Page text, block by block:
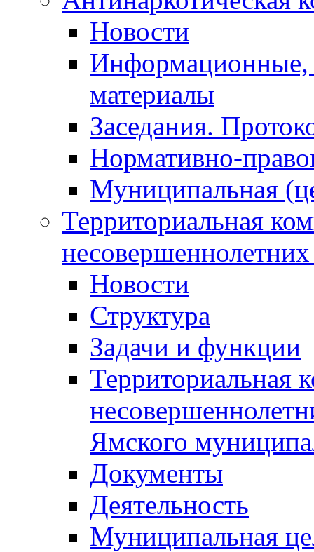
Новости
Информационные,
материалы
Заседания.
Нормативно-
Муниципальная
Территориальная
Новости
Структура
Задачи и функции
Территориальная
Ямского
Документы
Деятельность
Муниципальная